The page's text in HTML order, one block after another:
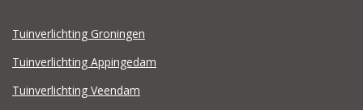
Tuinverlichting Groningen
Tuinverlichting Appingedam
Tuinverlichting Veendam